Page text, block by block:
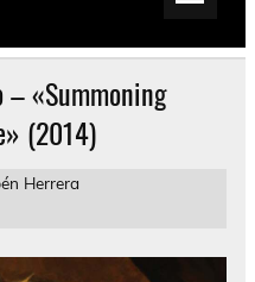
– «Summoning
(2014)
Herrera